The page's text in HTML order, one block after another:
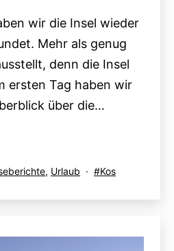
wir die Insel wieder
Mehr als genug
denn die Insel
ersten Tag haben wir
über die…
, Urlaub
Verschlagwortet
Kos